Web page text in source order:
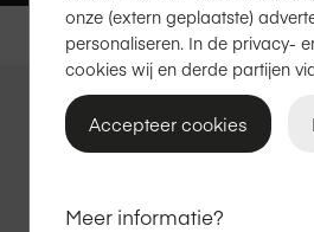
onze (extern geplaatste)
personaliseren. In de privacy-
cookies wij en derde partijen
Accepteer cookies
Meer informatie?